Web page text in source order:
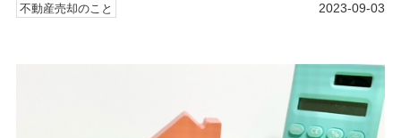
不動産売却のこと 2023-09-03